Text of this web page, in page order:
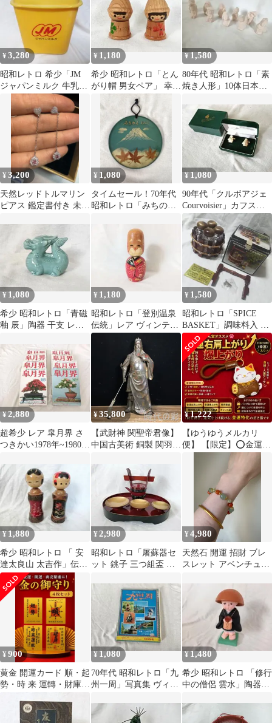
¥3,280
昭和レトロ 希少「JM
ジャパンミルク 牛乳ポ
スト」ヴィンテージ
¥ 1,180
希少 昭和レトロ「とん
がり帽 男女ペア」 幸運
¥1,580
80年代 昭和レトロ「素
焼き人形」10体日本人
¥3,200
天然レッドトルマリン
ピアス 鑑定書付き 未使
¥ 1,080
タイムセール！70年代
昭和レトロ「みちのく
ィンテージ
¥1,080
90年代「クルボアジェ
Courvoisier」カフスボ
タン
¥ 1,080
希少 昭和レトロ「青磁
釉 辰」陶器 干支 レア
¥ 1,180
昭和レトロ「登別温泉
伝統」レア ヴィンテー
ジ 貴重 こけし 民芸
¥ 1,580
昭和レトロ「SPICE
BASKET」調味料入 ヴ
ィンテージ レア
¥2,880
超希少 レア 皐月界 さ
つきかい1978年~1980年
¥35,800
【武財神 関聖帝君像】
中国古美術 銅製 関羽
招財 開運 風水置物 細
密彫刻 唐物 收藏逸品
R08070514
¥1,222
【ゆうゆうメルカリ
便】 【限定】⭕️金運右
肩上爆上⭕️招財小判金
色豪華招き猫
¥1,880
希少 昭和レトロ 「 安
達太良山 太吉作」伝統
こけし 貴重
¥2,980
昭和レトロ「屠蘇器セ
ット 銚子 三つ組盃 屠
起
¥4,980
天然石 開運 招財 ブレ
スレット アベンチュリ
¥900
黄金 開運カード 順・起
勢・時 来 運轉・財庫
¥1,080
70年代 昭和レトロ「九
州一周」写真集 ヴィン
¥1,480
希少 昭和レトロ 「修行
中の僧侶 雲水」陶器製